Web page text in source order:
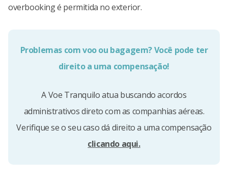
overbooking é permitida no exterior.
Problemas com voo ou bagagem? Você pode ter
direito a uma compensação!
A Voe Tranquilo atua buscando acordos
administrativos direto com as companhias aéreas.
Verifique se o seu caso dá direito a uma compensação
clicando aqui.